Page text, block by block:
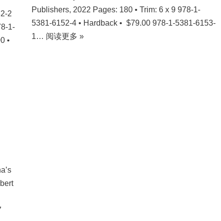
2
1-
•
Publishers, 2022 Pages: 180 • Trim: 6 x 9 978-1-
5381-6152-4 • Hardback • $79.00 978-1-5381-6153-
1… 阅读更多 »